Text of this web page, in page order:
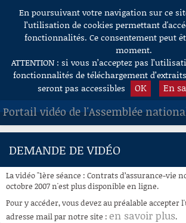
Aller au contenu
En poursuivant votre navigation sur ce
l’utilisation de cookies permettant
fonctionnalités. Ce consentement peut
moment.
ATTENTION : si vous n’acceptez pas
fonctionnalités de téléchargement
seront pas accessibles
OK En
Portail vidéo de l'Assemblée
ACCUEIL
À LA DEMANDE
RECHERCHE
DEMANDE DE VIDÉO
La vidéo "1ère séance : Contrats d’assurance-vie
octobre 2007 n'est plus disponible en ligne.
Pour y accéder, vous devez au préalable
adresse mail par notre site : en savoir plus.